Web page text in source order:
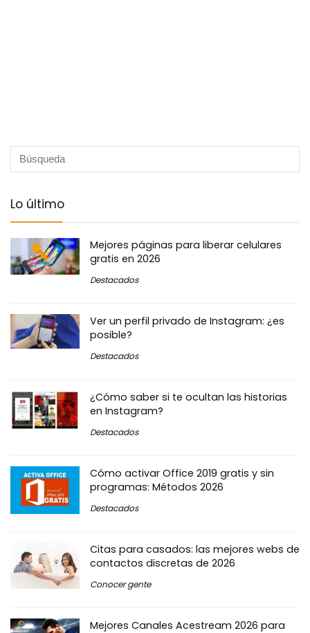
Lo último
Mejores páginas para liberar celulares
gratis en 2026
Destacados
Ver un perfil privado de Instagram: ¿es
posible?
Destacados
¿Cómo saber si te ocultan las historias
en Instagram?
Destacados
Cómo activar Office 2019 gratis y sin
programas: Métodos 2026
Destacados
Citas para casados: las mejores webs de
contactos discretas de 2026
Conocer gente
Mejores Canales Acestream 2026 para